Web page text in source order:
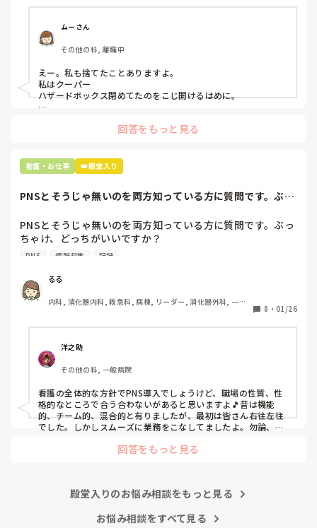
プリセプターに
「普通鑷子捨てる！？明らかに使い捨てて良いような安物じ
ゃないよね？」
「そんなミスした新人、あなたが初めてだよ」
と言われました。。
たしかに、よくよく考えてみれば
手術室で使った物品も全部滅菌して使いまわすし、
なんで頭回らなかったんだろう😭
市長さんは、
患者さんに迷惑かけたわけじゃないから大丈夫、
自分が情けなくて情けなくて😭
こんなバカな私をせめて笑い飛ばしてください笑
ムーさん
その他の科, 離職中
えー。私も捨てたことありますよ。
私はクーパー
ハザードボックス閉めてたのをこじ開けるはめに。
に出しちゃったり。(これは問題か💦)
回答をもっと見る
看護・お仕事 👑殿堂入り
PNSとそうじゃ無いのを両方知っている方に質問です。ぶっ
PNSとそうじゃ無いのを両方知っている方に質問です。ぶっ
ちゃけ、どっちがいいですか？
後、PNSを廃止しました。
私は、そのPNSを廃止した病棟からまだPNSをやっている病
棟に9月に異動してきました。
じざるを得ませんでした。
色々な病棟に入院したことのある患者さんも、「(私が異動
する前の病棟の方が)新人が患者から見てもよく動けてた
よ」と言っていました。
現病棟はPNSだけれども、結局は忙しくて、新人の面倒を見
てられず、清潔ケアや単純に点滴を繋げてくるなど、簡単な
仕事しか新人にさせていませんでした。PNSを廃止した病棟
では、イベントは必ずと言っていいほど新人に担当させて、
ることがどんどん増えていったと思っています。
朝の情報収集にも時間がかかり、結果、患者のことがわから
の意味があるのか疑問です。
PNS 情報収集 記録
るる
内科, 消化器内科, 救急科, 病棟, リーダー, 消化器外科, 一般
8 ・ 01/26
洋之助
その他の科, 一般病院
看護の全体的な方針でPNS導入でしょうけど、職場の性質、性
格的なところで合う合わないがあると思いますよ🎵昔は機能
的、チーム的、混合的と有りましたが、最初は皆さん右往左往
でした。しかしスムーズに業務をこなしてましたよ。勿論、指
と意見交換を行うべきと思いますよ🎵それに人手が足りないの
の向き合い方になると思いますよ🎵僕は昔の人間なので、昔は
いと思います。昔は患者様、スタッフ全員に目を配れる人が沢
回答をもっと見る
殿堂入りのお悩み相談をもっと見る
お悩み相談をすべて見る